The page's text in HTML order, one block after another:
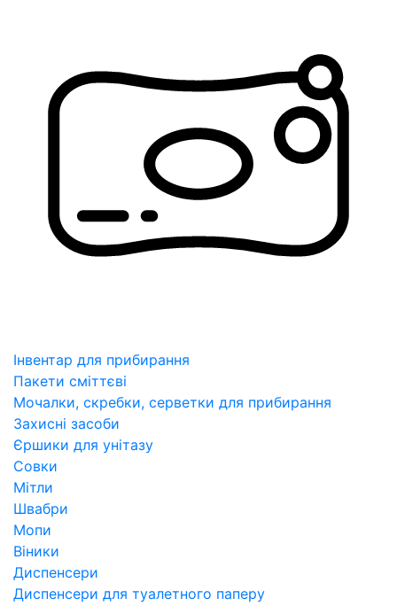
Інвентар для прибирання
Пакети сміттєві
Мочалки, скребки, серветки для прибирання
Захисні засоби
Єршики для унітазу
Совки
Мітли
Швабри
Мопи
Віники
Диспенсери
Диспенсери для туалетного паперу